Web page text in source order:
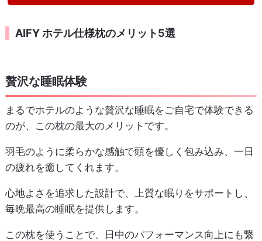
AIFY ホテル仕様枕のメリット5選
贅沢な睡眠体験
まるでホテルのような贅沢な睡眠をご自宅で体験できる
のが、この枕の最大のメリットです。
羽毛のように柔らかな感触で頭を優しく包み込み、一日
の疲れを癒してくれます。
心地よさを追求した設計で、上質な眠りをサポートし、
毎晩最高の睡眠を提供します。
この枕を使うことで、日中のパフォーマンス向上にも繋